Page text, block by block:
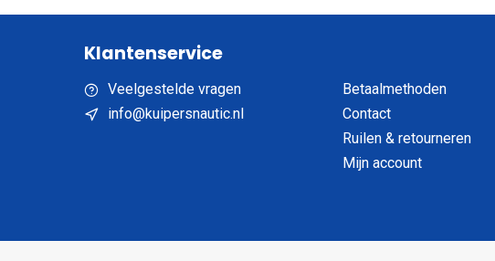
Klantenservice
Veelgestelde vragen
info@kuipersnautic.nl
Betaalmethoden
Contact
Ruilen & retourneren
Mijn account